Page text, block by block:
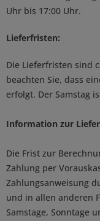
Uhr bis 17:00 Uhr.
Lieferfristen:
Die Lieferfristen sind
beachten Sie, dass
erfolgt. Der Samstag
Information zur
Die Frist zur
Zahlung per
Zahlungsanweisung
und in allen anderen
Samstage, Sonntage